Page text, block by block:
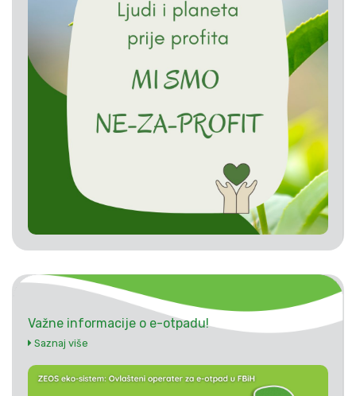
Važne informacije o e-otpadu!
Saznaj više